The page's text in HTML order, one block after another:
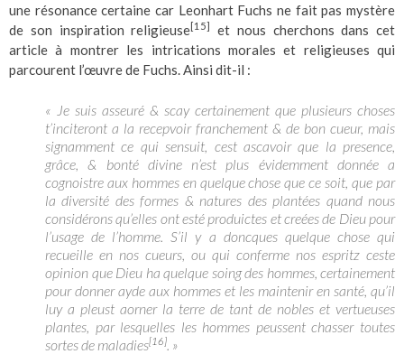
une résonance certaine car Leonhart Fuchs ne fait pas mystère
de son inspiration religieuse[15]
et nous cherchons dans cet
article à montrer les intrications morales et religieuses qui
parcourent l’œuvre de Fuchs. Ainsi dit-il :
« Je suis asseuré & scay certainement que plusieurs choses
t’inciteront a la recepvoir franchement & de bon cueur, mais
signamment ce qui sensuit, cest ascavoir que la presence,
grâce, & bonté divine n’est plus évidemment donnée a
cognoistre aux hommes en quelque chose que ce soit, que par
la diversité des formes & natures des plantées quand nous
considérons qu’elles ont esté produictes et creées de Dieu pour
l’usage de l’homme. S’il y a doncques quelque chose qui
recueille en nos cueurs, ou qui conferme nos espritz ceste
opinion que Dieu ha quelque soing des hommes, certainement
pour donner ayde aux hommes et les maintenir en santé, qu’il
luy a pleust aorner la terre de tant de nobles et vertueuses
plantes, par lesquelles les hommes peussent chasser toutes
sortes de maladies[16] . »